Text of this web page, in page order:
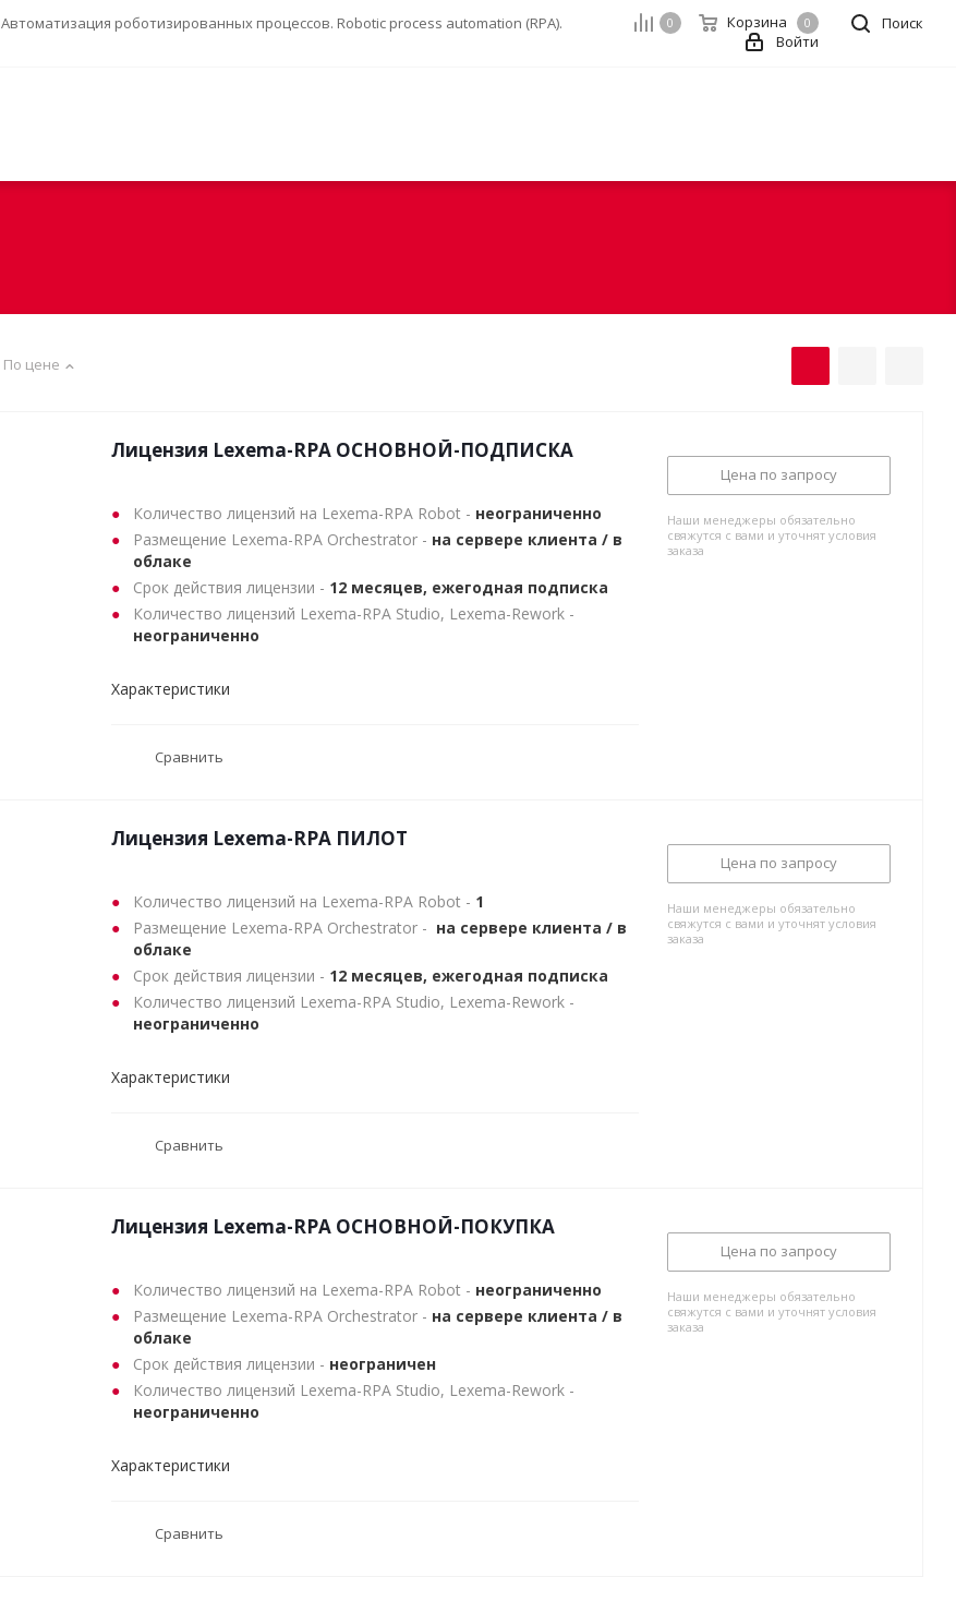
Автоматизация роботизированных процессов. Robotic process automation (RPA). Поиск
0 Корзина 0
Войти
По цене
Лицензия Lexema-RPA ОСНОВНОЙ-ПОДПИСКА
Количество лицензий на Lexema-RPA Robot - неограниченно
Размещение Lexema-RPA Orchestrator - на сервере клиента / в
облаке
Срок действия лицензии - 12 месяцев, ежегодная подписка
Количество лицензий Lexema-RPA Studio, Lexema-Rework -
неограниченно
Характеристики
Сравнить
Цена по запросу
Наши менеджеры обязательно
свяжутся с вами и уточнят условия
заказа
Лицензия Lexema-RPA ПИЛОТ
Количество лицензий на Lexema-RPA Robot - 1
Размещение Lexema-RPA Orchestrator - на сервере клиента / в
облаке
Срок действия лицензии - 12 месяцев, ежегодная подписка
Количество лицензий Lexema-RPA Studio, Lexema-Rework -
неограниченно
Характеристики
Сравнить
Цена по запросу
Наши менеджеры обязательно
свяжутся с вами и уточнят условия
заказа
Лицензия Lexema-RPA ОСНОВНОЙ-ПОКУПКА
Количество лицензий на Lexema-RPA Robot - неограниченно
Размещение Lexema-RPA Orchestrator - на сервере клиента / в
облаке
Срок действия лицензии - неограничен
Количество лицензий Lexema-RPA Studio, Lexema-Rework -
неограниченно
Характеристики
Сравнить
Цена по запросу
Наши менеджеры обязательно
свяжутся с вами и уточнят условия
заказа